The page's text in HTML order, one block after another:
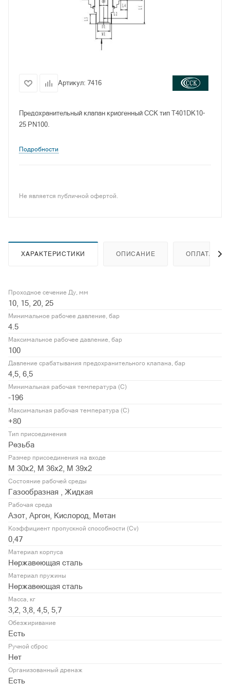
Артикул: 7416
Предохранительный клапан криогенный CCK тип T401DK10-
25 PN100.
Подробности
Не является публичной офертой.
ХАРАКТЕРИСТИКИ ОПИСАНИЕ ОПЛАТА
Проходное сечение Ду, мм
10, 15, 20, 25
Минимальное рабочее давление, бар
4.5
Максимальное рабочее давление, бар
100
Давление срабатывания предохранительного клапана, бар
4,5, 6,5
Минимальная рабочая температура (С)
-196
Максимальная рабочая температура (С)
+80
Тип присоединения
Резьба
Размер присоединения на входе
М 30х2, М 36x2, М 39x2
Состояние рабочей среды
Газообразная , Жидкая
Рабочая среда
Азот, Аргон, Кислород, Метан
Коэффициент пропускной способности (Cv)
0,47
Материал корпуса
Нержавеющая сталь
Материал пружины
Нержавеющая сталь
Масса, кг
3,2, 3,8, 4,5, 5,7
Обезжиривание
Есть
Ручной сброс
Нет
Организованный дренаж
Есть